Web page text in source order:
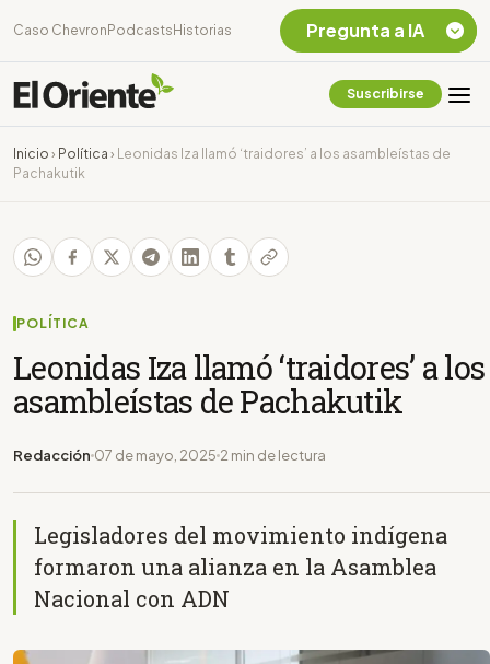
Caso Chevron Podcasts Historias
Suscribirse
Inicio › Política ›
Leonidas Iza llamó ‘traidores’ a los asambleístas de
Pachakutik
POLÍTICA
Leonidas Iza llamó ‘traidores’ a los
asambleístas de Pachakutik
Redacción 07 de mayo, 2025 2 min de lectura
Legisladores del movimiento indígena
formaron una alianza en la Asamblea
Nacional con ADN
Pregunta a IA
Chevron Ecuador